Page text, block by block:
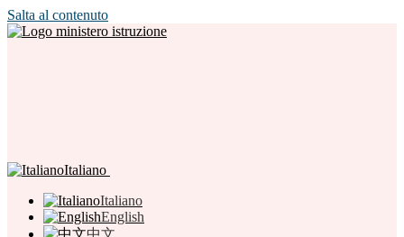
Salta al contenuto
Italiano
Italiano
English
中文